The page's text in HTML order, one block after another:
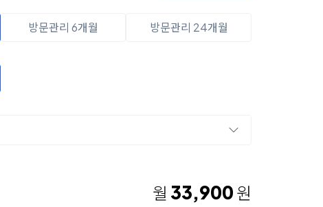
방문관리 6개월
방문관리 24개월
월 33,900 원